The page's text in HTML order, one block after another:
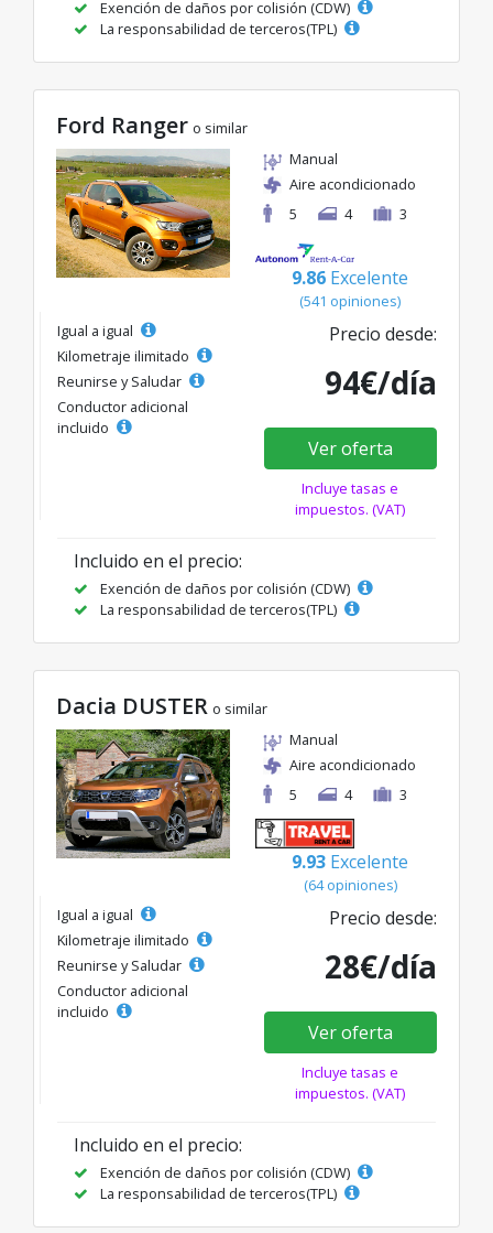
Exención de daños por colisión (CDW)
La responsabilidad de terceros(TPL)
Ford Ranger o similar
Manual
Aire acondicionado
5
4 3
9.86 Excelente
(541 opiniones)
Igual a igual
Kilometraje ilimitado
Reunirse y Saludar
Conductor adicional
incluido
Precio desde:
94€/día
Ver oferta
Incluye tasas e
impuestos. (VAT)
Incluido en el precio:
Exención de daños por colisión (CDW)
La responsabilidad de terceros(TPL)
Dacia DUSTER o similar
Manual
Aire acondicionado
5
4 3
9.93 Excelente
(64 opiniones)
Igual a igual
Kilometraje ilimitado
Reunirse y Saludar
Conductor adicional
incluido
Precio desde:
28€/día
Ver oferta
Incluye tasas e
impuestos. (VAT)
Incluido en el precio:
Exención de daños por colisión (CDW)
La responsabilidad de terceros(TPL)